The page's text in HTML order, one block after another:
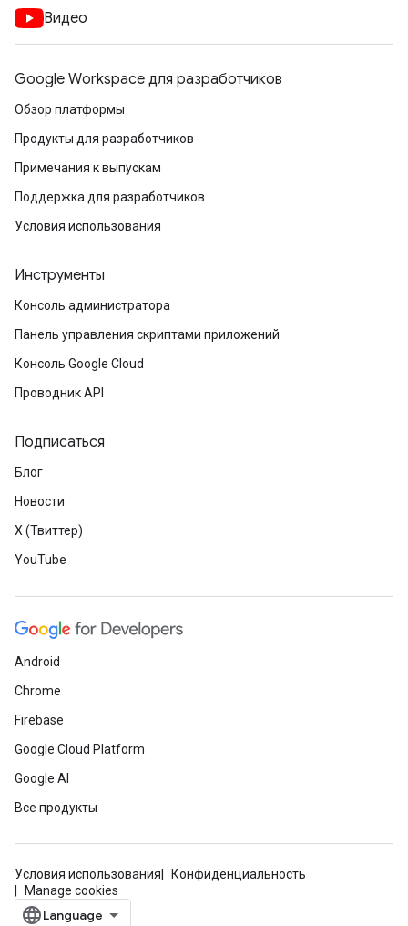
Видео
Google Workspace для разработчиков
Обзор платформы
Продукты для разработчиков
Примечания к выпускам
Поддержка для разработчиков
Условия использования
Инструменты
Консоль администратора
Панель управления скриптами приложений
Консоль Google Cloud
Проводник API
Подписаться
Блог
Новости
X (Твиттер)
YouTube
Android
Chrome
Firebase
Google Cloud Platform
Google AI
Все продукты
Условия использования
Конфиденциальность
Manage cookies